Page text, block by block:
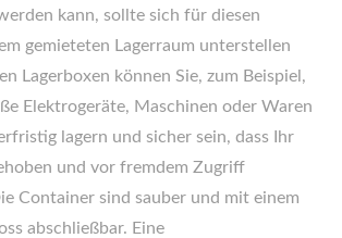
kann, sollte sich für diesen
gemieteten Lagerraum unterstellen
Lagerboxen können Sie, zum Beispiel,
Elektrogeräte, Maschinen oder Waren
lagern und sicher sein, dass Ihr
und vor fremdem Zugriff
Container sind sauber und mit einem
abschließbar. Eine